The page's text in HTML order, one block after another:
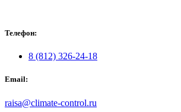
Телефон:
8 (812) 326-24-18
Email:
raisa@climate-control.ru